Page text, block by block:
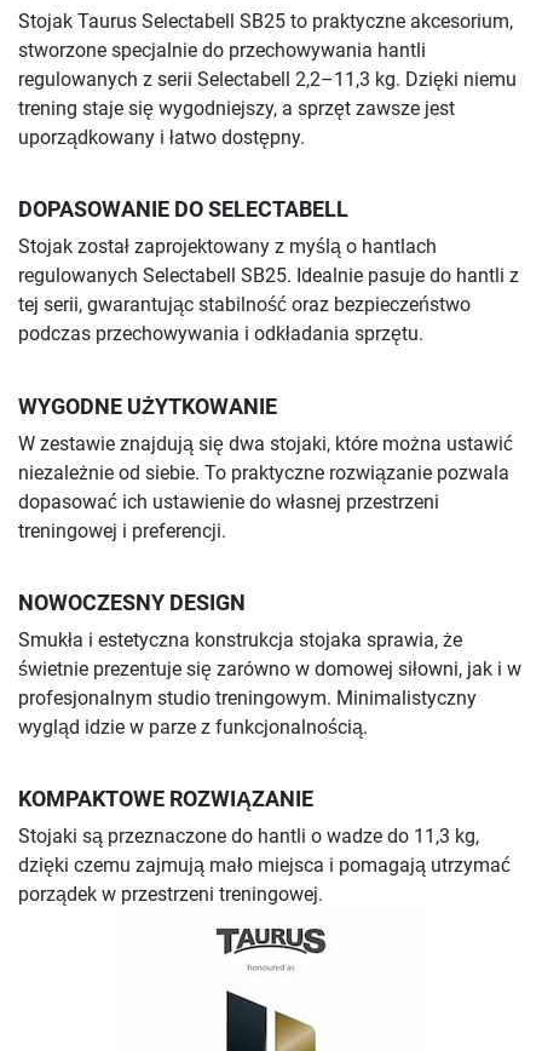
Stojak Taurus Selectabell SB25 to praktyczne akcesorium,
stworzone specjalnie do przechowywania hantli
regulowanych z serii Selectabell 2,2–11,3 kg. Dzięki niemu
trening staje się wygodniejszy, a sprzęt zawsze jest
uporządkowany i łatwo dostępny.
DOPASOWANIE DO SELECTABELL
Stojak został zaprojektowany z myślą o hantlach
regulowanych Selectabell SB25. Idealnie pasuje do hantli z
tej serii, gwarantując stabilność oraz bezpieczeństwo
podczas przechowywania i odkładania sprzętu.
WYGODNE UŻYTKOWANIE
W zestawie znajdują się dwa stojaki, które można ustawić
niezależnie od siebie. To praktyczne rozwiązanie pozwala
dopasować ich ustawienie do własnej przestrzeni
treningowej i preferencji.
NOWOCZESNY DESIGN
Smukła i estetyczna konstrukcja stojaka sprawia, że
świetnie prezentuje się zarówno w domowej siłowni, jak i w
profesjonalnym studio treningowym. Minimalistyczny
wygląd idzie w parze z funkcjonalnością.
KOMPAKTOWE ROZWIĄZANIE
Stojaki są przeznaczone do hantli o wadze do 11,3 kg,
dzięki czemu zajmują mało miejsca i pomagają utrzymać
porządek w przestrzeni treningowej.